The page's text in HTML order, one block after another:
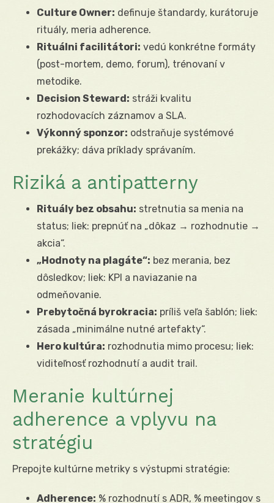
Culture Owner: definuje štandardy, kurátoruje
rituály, meria adherence.
Rituálni facilitátori: vedú konkrétne formáty
(post-mortem, demo, forum), trénovaní v
metodike.
Decision Steward: stráži kvalitu
rozhodovacích záznamov a SLA.
Výkonný sponzor: odstraňuje systémové
prekážky; dáva príklady správaním.
Riziká a antipatterny
Rituály bez obsahu: stretnutia sa menia na
status; liek: prepnúť na „dôkaz → rozhodnutie →
akcia“.
„Hodnoty na plagáte“: bez merania, bez
dôsledkov; liek: KPI a naviazanie na
odmeňovanie.
Prebytočná byrokracia: príliš veľa šablón; liek:
zásada „minimálne nutné artefakty“.
Hero kultúra: rozhodnutia mimo procesu; liek:
viditeľnosť rozhodnutí a audit trail.
Meranie kultúrnej
adherence a vplyvu na
stratégiu
Prepojte kultúrne metriky s výstupmi stratégie:
Adherence: % rozhodnutí s ADR, % meetingov s